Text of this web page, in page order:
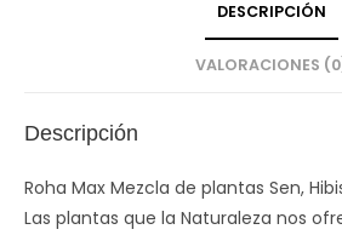
DESCRIPCIÓN
VALORACIONES
Descripción
Roha Max Mezcla de plantas Sen,
Las plantas que la Naturaleza nos